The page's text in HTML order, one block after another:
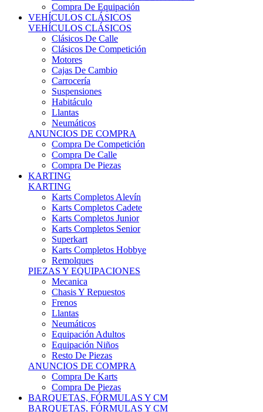
Compra De Equipación
VEHÍCULOS CLÁSICOS
VEHÍCULOS CLÁSICOS
Clásicos De Calle
Clásicos De Competición
Motores
Cajas De Cambio
Carrocería
Suspensiones
Habitáculo
Llantas
Neumáticos
ANUNCIOS DE COMPRA
Compra De Competición
Compra De Calle
Compra De Piezas
KARTING
KARTING
Karts Completos Alevín
Karts Completos Cadete
Karts Completos Junior
Karts Completos Senior
Superkart
Karts Completos Hobbye
Remolques
PIEZAS Y EQUIPACIONES
Mecanica
Chasis Y Repuestos
Frenos
Llantas
Neumáticos
Equipación Adultos
Equipación Niños
Resto De Piezas
ANUNCIOS DE COMPRA
Compra De Karts
Compra De Piezas
BARQUETAS, FÓRMULAS Y CM
BARQUETAS, FÓRMULAS Y CM